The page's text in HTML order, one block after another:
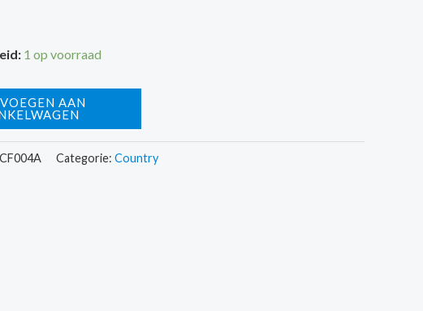
1 op voorraad
AAN
CF004A Categorie: Country